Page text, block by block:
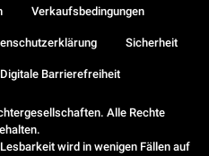
Alle Rechte
wird in wenigen Fällen auf
Verkaufsbedingungen
Sicherheit
Digitale Barrierefreiheit